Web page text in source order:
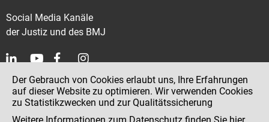
Social Media Kanäle
der Justiz und des BMJ
Kontakt
Impressum
Der Gebrauch von Cookies erlaubt uns, Ihre Erfahrungen
auf dieser Website zu optimieren. Wir verwenden Cookies
zu Statistikzwecken und zur Qualitätssicherung